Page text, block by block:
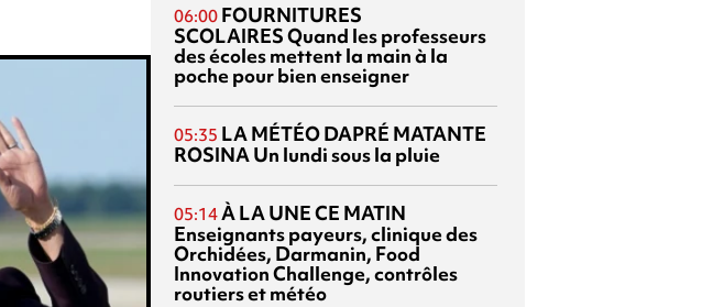
06:00 FOURNITURES
SCOLAIRESQuand les professeurs
des écoles mettent la main à la
poche pour bien enseigner
05:35 LA MÉTÉO DAPRÉ MATANTE
ROSINAUn lundi sous la pluie
05:14À LA UNE CE MATIN
Enseignants payeurs, clinique des
Orchidées, Darmanin, Food
Innovation Challenge, contrôles
routiers et météo